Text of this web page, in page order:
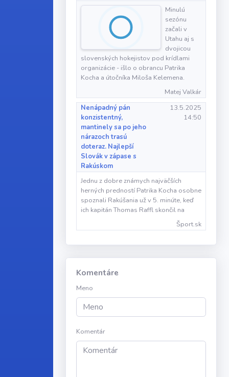
Minulú
sezónu
začali v
Utahu aj s
dvojicou
slovenských hokejistov pod krídlami
organizácie - išlo o obrancu Patrika
Kocha a útočníka Miloša Kelemena.
Matej Valkár
Nenápadný pán
konzistentný,
mantinely sa po jeho
nárazoch trasú
doteraz. Najlepší
Slovák v zápase s
Rakúskom
13.5.2025
14:50
Jednu z dobre známych najväčších
herných predností Patrika Kocha osobne
spoznali Rakúšania už v 5. minúte, keď
ich kapitán Thomas Raffl skončil na
Šport.sk
Komentáre
Meno
Komentár